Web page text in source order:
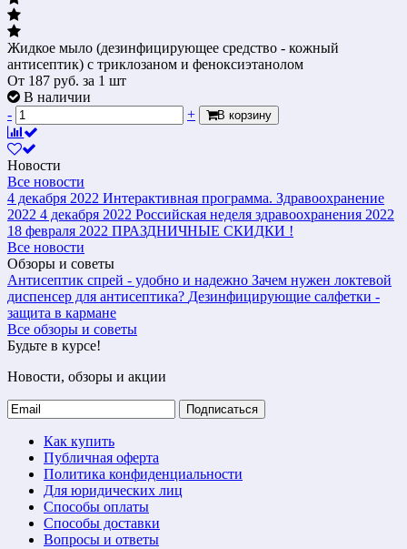
Жидкое мыло (дезинфицирующее средство - кожный
антисептик) с триклозаном и феноксиэтанолом
От 187 руб. за 1 шт
В наличии
-
+ В корзину
Новости
Все новости
4 декабря 2022 Интерактивная программа. Здравоохранение
2022 4 декабря 2022 Российская неделя здравоохранения 2022
18 февраля 2022 ПРАЗДНИЧНЫЕ СКИДКИ !
Все новости
Обзоры и советы
Антисептик спрей - удобно и надежно Зачем нужен локтевой
диспенсер для антисептика? Дезинфицирующие салфетки -
защита в кармане
Все обзоры и советы
Будьте в курсе!
Новости, обзоры и акции
Подписаться
Как купить
Публичная оферта
Политика конфиденциальности
Для юридических лиц
Способы оплаты
Способы доставки
Вопросы и ответы